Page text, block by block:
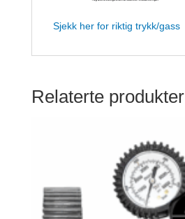
Sjekk her for riktig trykk/gass
Relaterte produkter